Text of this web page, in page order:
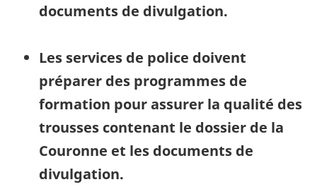
documents de divulgation.
Les services de police doivent
préparer des programmes de
formation pour assurer la qualité des
trousses contenant le dossier de la
Couronne et les documents de
divulgation.